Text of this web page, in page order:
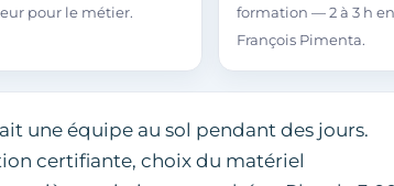
pour le métier.
formation — 2 à 3 h
François Pimenta.
une équipe au sol pendant des jours.
certifiante, choix du matériel